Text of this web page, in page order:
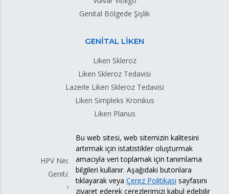
Genital Bölgede Şişlik
GENİTAL LİKEN
Liken Skleroz
Liken Skleroz Tedavisi
Lazerle Liken Skleroz Tedavisi
Liken Simpleks Kronikus
Liken Planus
HPV ENFEKSİYONLARI
HPV Nedir? HPV Enfeksiyonları, Nasıl Bulaşır?
Genital Siğil Tedavisi Nedir? Nasıl Yapılır?
Genital Siğil Tedavisi İstanbul
Bu web sitesi, web sitemizin kalitesini
artırmak için istatistikler oluşturmak
amacıyla veri toplamak için tanımlama
bilgileri kullanır. Aşağıdaki butonlara
tıklayarak veya Çerez Politikası sayfasını
ziyaret ederek çerezlerimizi kabul edebilir